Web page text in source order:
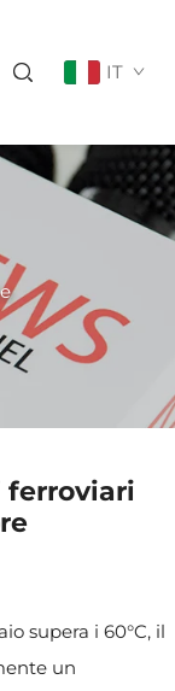
IT
ferroviari
supera i 60°C, il
un